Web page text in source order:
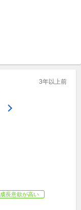
3年以上前
成長意欲が高い